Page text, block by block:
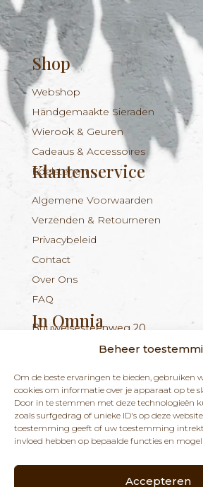
Beheer
Om de beste ervaringen te bieden, gebruiken
cookies om informatie over je apparaat op te
Door in te stemmen met deze technologieën
zoals surfgedrag of unieke ID's op deze
toestemming geeft of uw toestemming
invloed hebben op bepaalde functies en
Accepteren
Shop
Webshop
Handgemaakte Sieraden
Wierook & Geuren
Cadeaus & Accessoires
Edelstenen
Klantenservice
Algemene Voorwaarden
Verzenden & Retourneren
Privacybeleid
Contact
Over Ons
FAQ
In Omnia
Bouwelsesteenweg 20
BE 1029.893.045
info@inomnia.be
+324 56 96 16 94
Nieuwsbrief
nieuws over onze winkel en